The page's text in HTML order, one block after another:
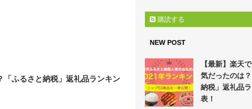
「ふるさと納税」返礼品ランキン
購読する
NEW POST
【最新】楽天
気だったのは
納税」返礼品
表！